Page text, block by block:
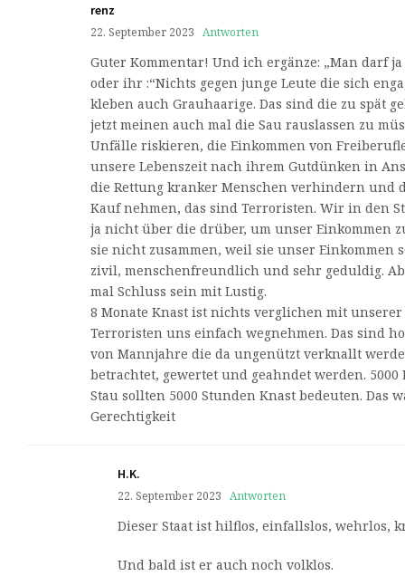
renz
22. September 2023 Antworten
Guter Kommentar! Und ich ergänze: „Man darf
oder ihr :“Nichts gegen junge Leute die sich
kleben auch Grauhaarige. Das sind die zu spät
jetzt meinen auch mal die Sau rauslassen zu
Unfälle riskieren, die Einkommen von
unsere Lebenszeit nach ihrem Gutdünken in
die Rettung kranker Menschen verhindern und
Kauf nehmen, das sind Terroristen. Wir in den
ja nicht über die drüber, um unser Einkommen
sie nicht zusammen, weil sie unser Einkommen
zivil, menschenfreundlich und sehr geduldig.
mal Schluss sein mit Lustig.
8 Monate Knast ist nichts verglichen mit unserer
Terroristen uns einfach wegnehmen. Das sind
von Mannjahre die da ungenützt verknallt
betrachtet, gewertet und geahndet werden. 5000
Stau sollten 5000 Stunden Knast bedeuten. Das
Gerechtigkeit
H.K.
22. September 2023 Antworten
Dieser Staat ist hilflos, einfallslos, wehrlos,
Und bald ist er auch noch volklos.